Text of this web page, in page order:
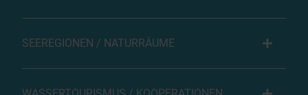
SEEREGIONEN / NATURRÄUME